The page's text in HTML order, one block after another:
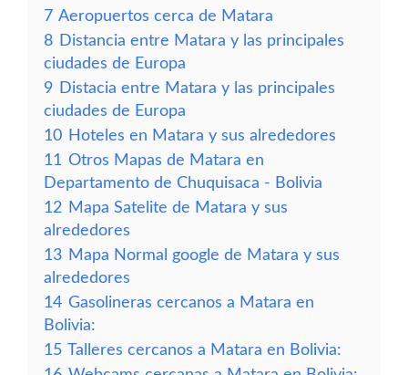
7 Aeropuertos cerca de Matara
8 Distancia entre Matara y las principales
ciudades de Europa
9 Distacia entre Matara y las principales
ciudades de Europa
10 Hoteles en Matara y sus alrededores
11 Otros Mapas de Matara en
Departamento de Chuquisaca - Bolivia
12 Mapa Satelite de Matara y sus
alrededores
13 Mapa Normal google de Matara y sus
alrededores
14 Gasolineras cercanos a Matara en
Bolivia:
15 Talleres cercanos a Matara en Bolivia: